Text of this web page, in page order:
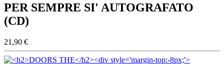
PER SEMPRE SI' AUTOGRAFATO
(CD)
21,90 €